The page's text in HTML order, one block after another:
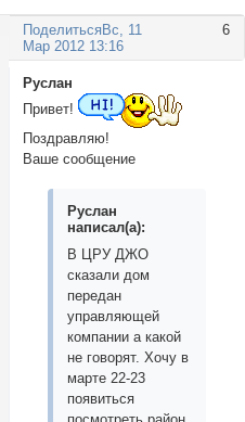
Поделиться 6
Вс, 11
Мар 2012 13:16
Руслан
Привет!
Поздравляю!
Ваше сообщение
Руслан
написал(а):
В ЦРУ ДЖО
сказали дом
передан
управляющей
компании а какой
не говорят. Хочу в
марте 22-23
появиться